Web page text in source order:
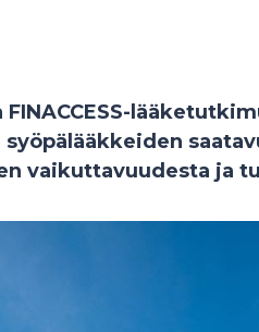
vaikuttavuudesta ja